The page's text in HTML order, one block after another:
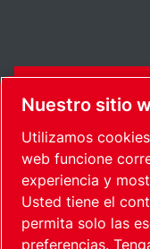
Nuestro sitio
Utilizamos
web funcione
experiencia y
Usted tiene el
permita solo las
preferencias.